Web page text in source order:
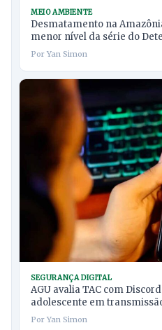
MEIO AMBIENTE
Desmatamento na
menor nível da série do
Por Yan Simon
SEGURANÇA DIGITAL
AGU avalia TAC com
adolescente em
Por Yan Simon